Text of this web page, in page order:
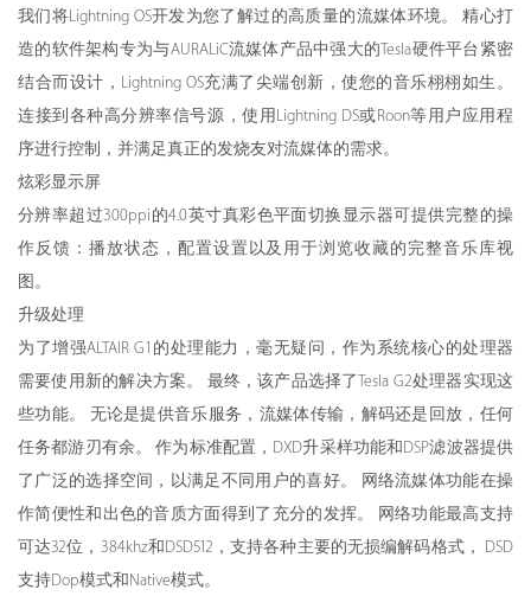
我们将Lightning OS开发为您了解过的高质量的流媒体环境。 精心打
造的软件架构专为与AURALiC流媒体产品中强大的Tesla硬件平台紧密
结合而设计，Lightning OS充满了尖端创新，使您的音乐栩栩如生。
连接到各种高分辨率信号源，使用Lightning DS或Roon等用户应用程
序进行控制，并满足真正的发烧友对流媒体的需求。
炫彩显示屏
分辨率超过300ppi的4.0英寸真彩色平面切换显示器可提供完整的操
作反馈：播放状态，配置设置以及用于浏览收藏的完整音乐库视
图。
升级处理
为了增强ALTAIR G1的处理能力，毫无疑问，作为系统核心的处理器
需要使用新的解决方案。 最终，该产品选择了Tesla G2处理器实现这
些功能。 无论是提供音乐服务，流媒体传输，解码还是回放，任何
任务都游刃有余。 作为标准配置，DXD升采样功能和DSP滤波器提供
了广泛的选择空间，以满足不同用户的喜好。 网络流媒体功能在操
作简便性和出色的音质方面得到了充分的发挥。 网络功能最高支持
可达32位，384khz和DSD512，支持各种主要的无损编解码格式， DSD
支持Dop模式和Native模式。